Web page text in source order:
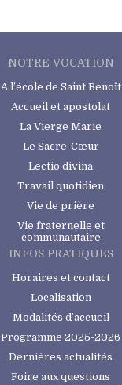
NOTRE VOCATION
A l’école de Saint Benoît
Accueil et apostolat
La Vierge Marie
Le Sacré-Cœur
Lectio divina
Travail quotidien
Vie de prière
Vie fraternelle et
communautaire
INFOS PRATIQUES
Horaires et contact
Localisation
Modalités d’accueil
Programme 2025-2026
Dernières actualités
Foire aux questions